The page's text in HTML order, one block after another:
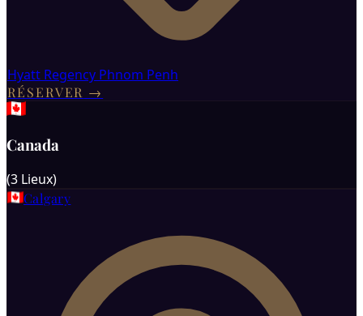
Hyatt Regency Phnom Penh
RÉSERVER →
Canada
(3 Lieux)
Calgary